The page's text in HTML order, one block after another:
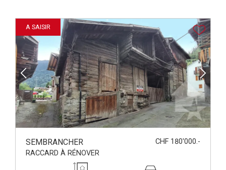
A SAISIR
SEMBRANCHER
CHF 180'000.-
RACCARD À RÉNOVER